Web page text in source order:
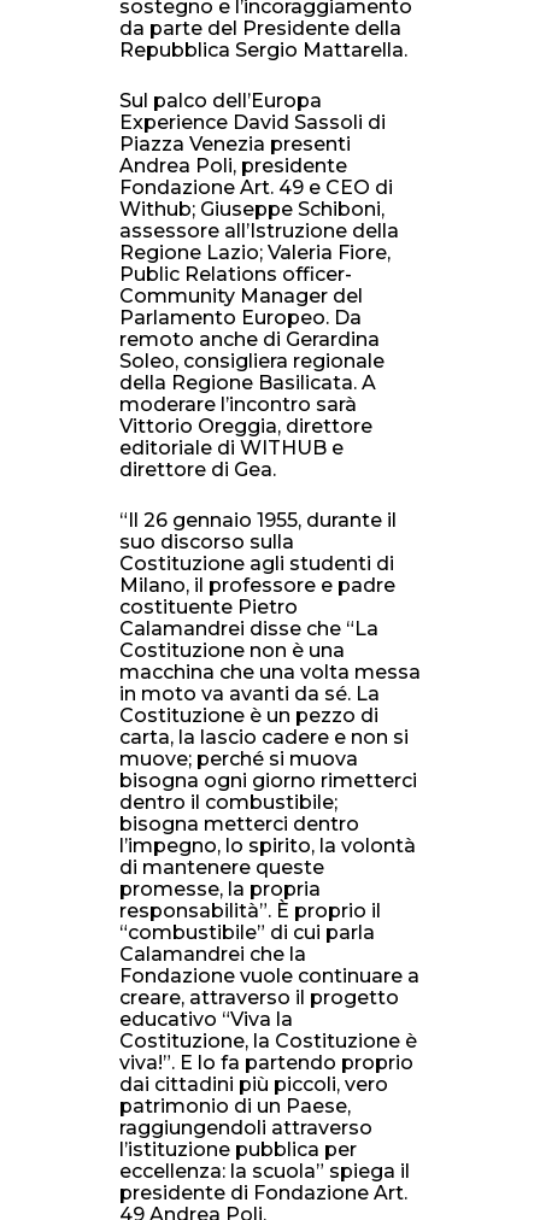
sostegno e l’incoraggiamento
da parte del Presidente della
Repubblica Sergio Mattarella.
Sul palco dell’Europa
Experience David Sassoli di
Piazza Venezia presenti
Andrea Poli, presidente
Fondazione Art. 49 e CEO di
Withub; Giuseppe Schiboni,
assessore all’Istruzione della
Regione Lazio; Valeria Fiore,
Public Relations officer-
Community Manager del
Parlamento Europeo. Da
remoto anche di Gerardina
Soleo, consigliera regionale
della Regione Basilicata. A
moderare l’incontro sarà
Vittorio Oreggia, direttore
editoriale di WITHUB e
direttore di Gea.
“Il 26 gennaio 1955, durante il
suo discorso sulla
Costituzione agli studenti di
Milano, il professore e padre
costituente Pietro
Calamandrei disse che “La
Costituzione non è una
macchina che una volta messa
in moto va avanti da sé. La
Costituzione è un pezzo di
carta, la lascio cadere e non si
muove; perché si muova
bisogna ogni giorno rimetterci
dentro il combustibile;
bisogna metterci dentro
l’impegno, lo spirito, la volontà
di mantenere queste
promesse, la propria
responsabilità”. È proprio il
“combustibile” di cui parla
Calamandrei che la
Fondazione vuole continuare a
creare, attraverso il progetto
educativo “Viva la
Costituzione, la Costituzione è
viva!”. E lo fa partendo proprio
dai cittadini più piccoli, vero
patrimonio di un Paese,
raggiungendoli attraverso
l’istituzione pubblica per
eccellenza: la scuola” spiega il
presidente di Fondazione Art.
49 Andrea Poli.